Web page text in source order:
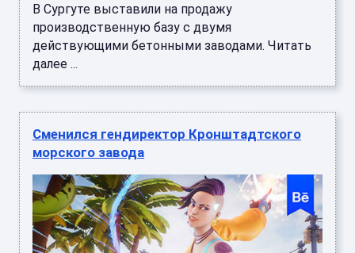
В Сургуте выставили на продажу
производственную базу с двумя
действующими бетонными заводами. Читать
далее ...
Сменился гендиректор Кронштадтского
морского завода